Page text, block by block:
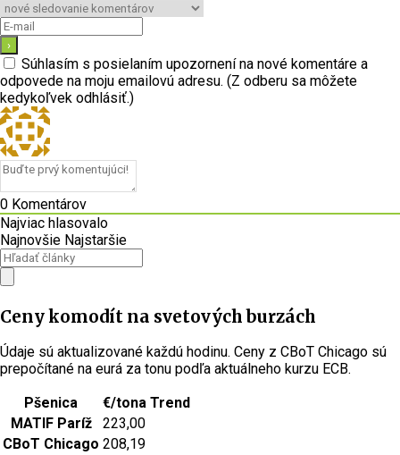
Súhlasím s posielaním upozornení na nové komentáre a
odpovede na moju emailovú adresu. (Z odberu sa môžete
kedykoľvek odhlásiť.)
0 Komentárov
Najviac hlasovalo
Najnovšie Najstaršie
Ceny komodít na svetových burzách
Údaje sú aktualizované každú hodinu. Ceny z CBoT Chicago sú
prepočítané na eurá za tonu podľa aktuálneho kurzu ECB.
Pšenica
€/tona Trend
MATIF Paríž
223,00
CBoT Chicago 208,19